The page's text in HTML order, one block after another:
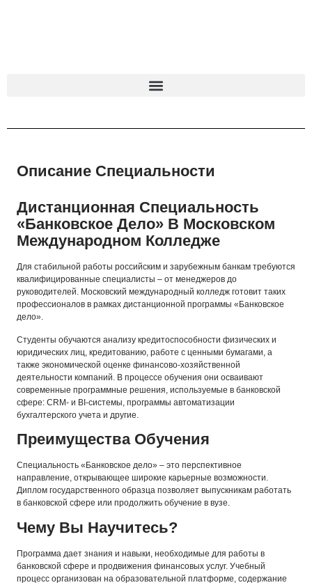
Описание Специальности
Дистанционная Специальность
«Банковское Дело» В Московском
Международном Колледже
Для стабильной работы российским и зарубежным банкам требуются
квалифицированные специалисты – от менеджеров до
руководителей. Московский международный колледж готовит таких
профессионалов в рамках дистанционной программы «Банковское
дело».
Студенты обучаются анализу кредитоспособности физических и
юридических лиц, кредитованию, работе с ценными бумагами, а
также экономической оценке финансово-хозяйственной
деятельности компаний. В процессе обучения они осваивают
современные программные решения, используемые в банковской
сфере: CRM- и BI-системы, программы автоматизации
бухгалтерского учета и другие.
Преимущества Обучения
Специальность «Банковское дело» – это перспективное
направление, открывающее широкие карьерные возможности.
Диплом государственного образца позволяет выпускникам работать
в банковской сфере или продолжить обучение в вузе.
Чему Вы Научитесь?
Программа дает знания и навыки, необходимые для работы в
банковской сфере и продвижения финансовых услуг. Учебный
процесс организован на образовательной платформе, содержание